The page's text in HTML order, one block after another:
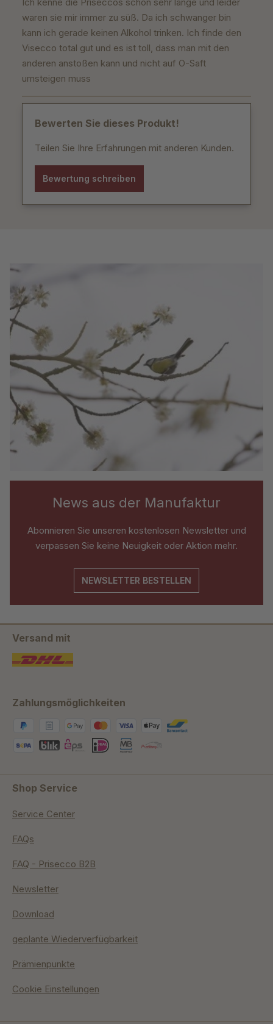
waren sie mir immer zu süß. Da ich schwanger bin
kann ich gerade keinen Alkohol trinken. Ich finde den
Visecco total gut und es ist toll, dass man mit den
anderen anstoßen kann und nicht auf O-Saft
umsteigen muss
Bewerten Sie dieses Produkt!
Teilen Sie Ihre Erfahrungen mit anderen Kunden.
Bewertung schreiben
News aus der Manufaktur
Abonnieren Sie unseren kostenlosen Newsletter und
verpassen Sie keine Neuigkeit oder Aktion mehr.
NEWSLETTER BESTELLEN
Versand mit
Zahlungsmöglichkeiten
Shop Service
Service Center
FAQs
FAQ - Prisecco B2B
Newsletter
Download
geplante Wiederverfügbarkeit
Prämienpunkte
Cookie Einstellungen